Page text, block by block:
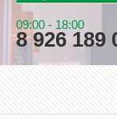
09:00 - 18:00
8 926 189